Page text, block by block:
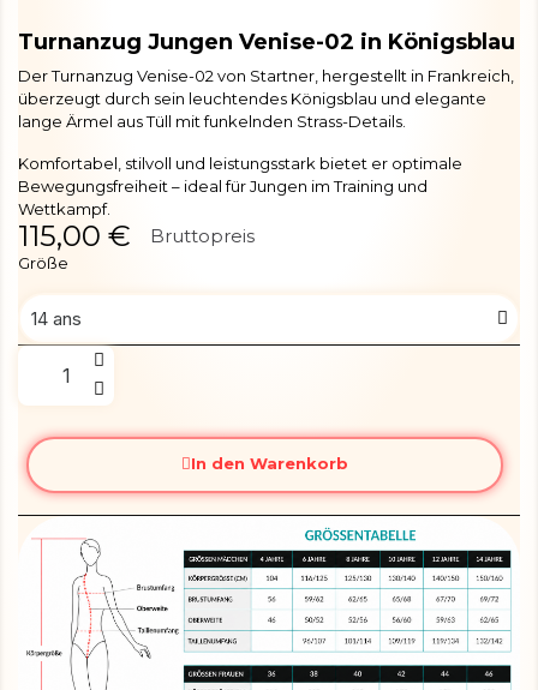
Turnanzug Jungen Venise-02 in Königsblau
Der Turnanzug Venise-02 von Startner, hergestellt in Frankreich,
überzeugt durch sein leuchtendes Königsblau und elegante
lange Ärmel aus Tüll mit funkelnden Strass-Details.
Komfortabel, stilvoll und leistungsstark bietet er optimale
Bewegungsfreiheit – ideal für Jungen im Training und
Wettkampf.
115,00 € Bruttopreis
Größe
In den Warenkorb